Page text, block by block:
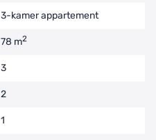
3-kamer appartement
78 m2
3
2
1